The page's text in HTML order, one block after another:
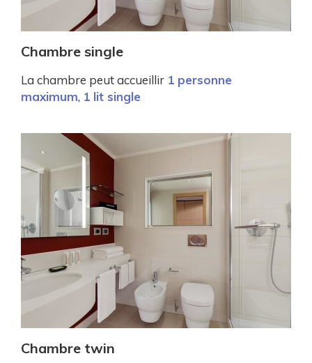
Chambre single
La chambre peut accueillir 1 personne
maximum, 1 lit single
Chambre twin